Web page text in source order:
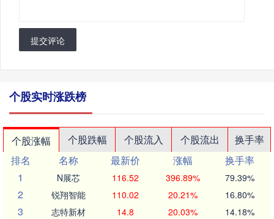
提交评论
个股实时涨跌榜
个股涨幅 个股跌幅 个股流入 个股流出
换手率
排名
名称 最新价 涨幅
换手率
1
N展芯 116.52 396.89% 79.39%
2 锐翔智能 110.02 20.21% 16.80%
3 志特新材 14.8 20.03% 14.18%